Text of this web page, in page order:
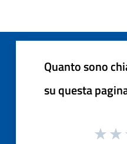
Quanto sono
su questa